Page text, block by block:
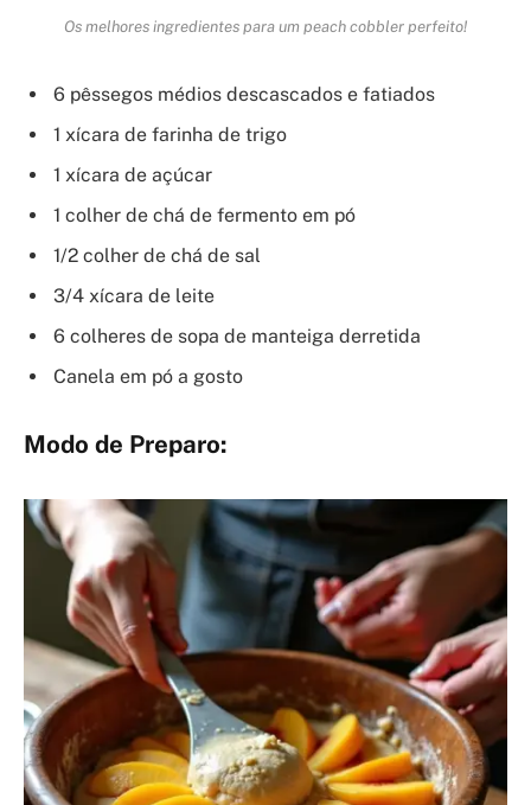
Os melhores ingredientes para um peach cobbler perfeito!
6 pêssegos médios descascados e fatiados
1 xícara de farinha de trigo
1 xícara de açúcar
1 colher de chá de fermento em pó
1/2 colher de chá de sal
3/4 xícara de leite
6 colheres de sopa de manteiga derretida
Canela em pó a gosto
Modo de Preparo: